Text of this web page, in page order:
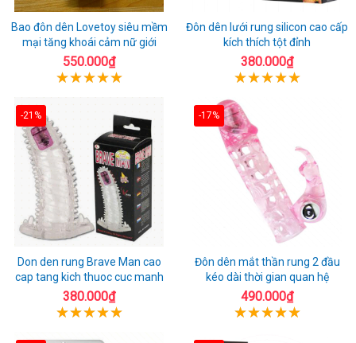
Bao đôn dên Lovetoy siêu mềm
mại tăng khoái cảm nữ giới
550.000₫
Đôn dên lưới rung silicon cao cấp
kích thích tột đỉnh
380.000₫
-21%
Don den rung Brave Man cao
cap tang kich thuoc cuc manh
380.000₫
-17%
Đôn dên mắt thần rung 2 đầu
kéo dài thời gian quan hệ
490.000₫